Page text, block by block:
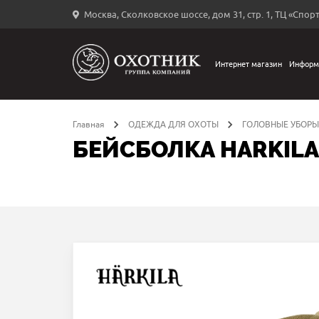
Москва, Сколковское шоссе, дом 31, стр. 1, ТЦ
←
Интернет магазин
Главная ОДЕЖДА ДЛЯ ОХОТЫ ГОЛОВНЫЕ УБОРЫ
БЕЙСБОЛКА HARKILA